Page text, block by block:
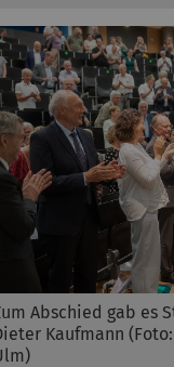
Abschied gab es
Kaufmann